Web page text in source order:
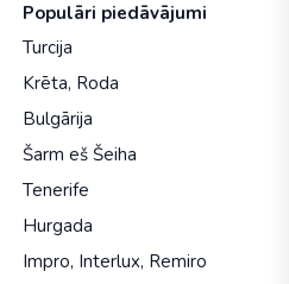
Populāri piedāvājumi
Turcija
Krēta, Roda
Bulgārija
Šarm eš Šeiha
Tenerife
Hurgada
Impro, Interlux, Remiro